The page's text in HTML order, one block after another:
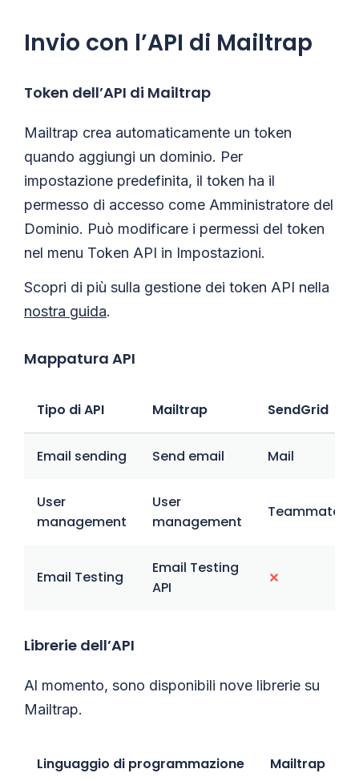
Invio con l’API di Mailtrap
Token dell’API di Mailtrap
Mailtrap crea automaticamente un token
quando aggiungi un dominio. Per
impostazione predefinita, il token ha il
permesso di accesso come Amministratore del
Dominio. Può modificare i permessi del token
nel menu Token API in Impostazioni.
Scopri di più sulla gestione dei token API nella
nostra guida.
Mappatura API
Tipo di API Mailtrap SendGrid
Email sending Send email Mail
User
management
User
management
Teammates
Email Testing
Email Testing
API
Librerie dell’API
Al momento, sono disponibili nove librerie su
Mailtrap.
Linguaggio di programmazione Mailtrap